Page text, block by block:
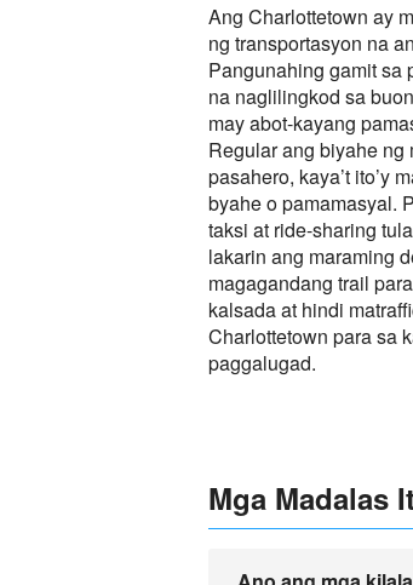
Ang Charlottetown ay
ng transportasyon na
Pangunahing gamit sa
na naglilingkod sa
may abot-kayang
Regular ang biyahe ng
pasahero, kaya’t ito’y
byahe o pamamasyal.
taksi at ride-sharing
lakarin ang maraming
magagandang trail
kalsada at hindi
Charlottetown para sa
paggalugad.
Mga Madalas